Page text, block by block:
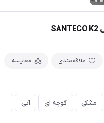
علاقه‌مندی مقایسه
مشکی گوجه ای آبی